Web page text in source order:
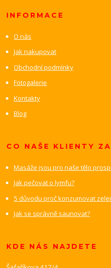
INFORMACE
O nás
Jak nakupovat
Obchodní podmínky
Fotogalerie
Kontakty
Blog
CO NAŠE KLIENTY
Masáže jsou pro naše tělo
Jak pečovat o lymfu?
5 důvodu proč konzumovat
Jak se správně saunovat?
KDE NÁS NAJDETE